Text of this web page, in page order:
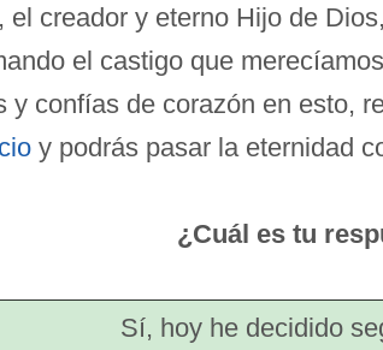
, el creador y eterno Hijo de
el castigo que
y confías de corazón en esto,
y podrás pasar la eternidad
¿Cuál es tu
Sí, hoy he decidido